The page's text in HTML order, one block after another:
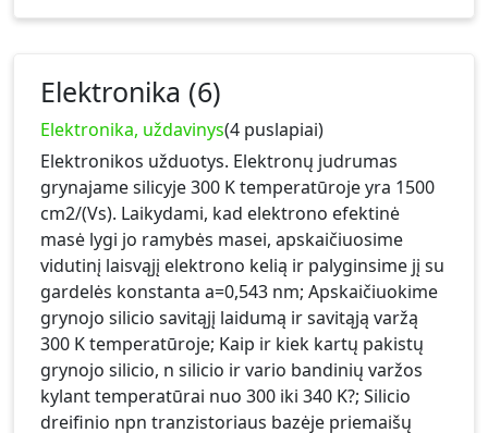
Elektronika (6)
Elektronika, uždavinys(4 puslapiai)
Elektronikos užduotys. Elektronų judrumas
grynajame silicyje 300 K temperatūroje yra 1500
cm2/(Vs). Laikydami, kad elektrono efektinė
masė lygi jo ramybės masei, apskaičiuosime
vidutinį laisvąjį elektrono kelią ir palyginsime jį su
gardelės konstanta a=0,543 nm; Apskaičiuokime
grynojo silicio savitąjį laidumą ir savitąją varžą
300 K temperatūroje; Kaip ir kiek kartų pakistų
grynojo silicio, n silicio ir vario bandinių varžos
kylant temperatūrai nuo 300 iki 340 K?; Silicio
dreifinio npn tranzistoriaus bazėje priemaišų